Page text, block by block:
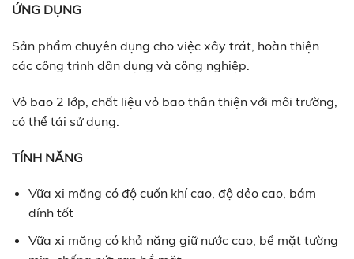
ỨNG DỤNG
Sản phẩm chuyên dụng cho việc xây trát, hoàn thiện
các công trình dân dụng và công nghiệp.
Vỏ bao 2 lớp, chất liệu vỏ bao thân thiện với môi trường,
có thể tái sử dụng.
TÍNH NĂNG
Vữa xi măng có độ cuốn khí cao, độ dẻo cao, bám
dính tốt
Vữa xi măng có khả năng giữ nước cao, bề mặt tường